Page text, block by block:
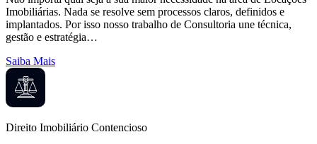
Imobiliárias. Nada se resolve sem processos claros, definidos e
implantados. Por isso nosso trabalho de Consultoria une técnica,
gestão e estratégia…
Saiba Mais
Direito Imobiliário Contencioso